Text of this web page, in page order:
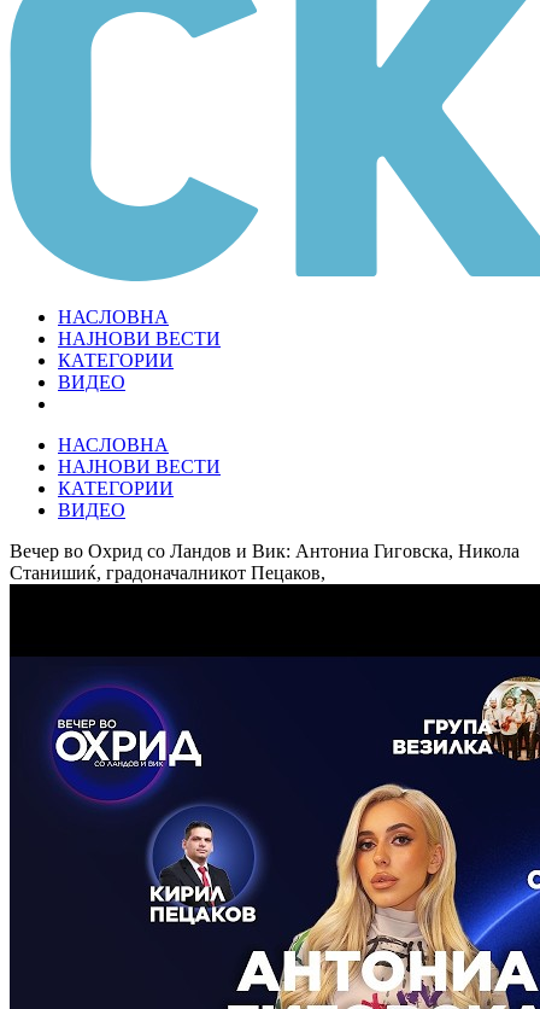
НАСЛОВНА
НАЈНОВИ ВЕСТИ
КАТЕГОРИИ
ВИДЕО
НАСЛОВНА
НАЈНОВИ ВЕСТИ
КАТЕГОРИИ
ВИДЕО
Вечер во Охрид со Ландов и Вик: Антониа Гиговска, Никола
Станишиќ, градоначалникот Пецаков,